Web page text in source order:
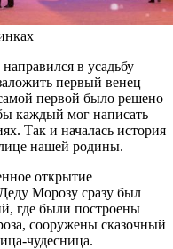
в усадьбу
первый венец
первой было решено
каждый мог написать
Так и началась история
нашей родины.
открытие
Морозу сразу был
где были построены
сооружены сказочный
чудесница.